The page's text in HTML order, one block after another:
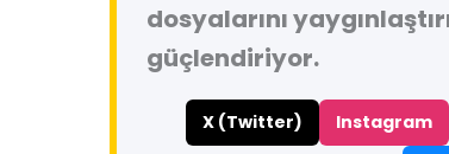
dosyalarını
güçlendiriyor.
X (Twitter) Instagram